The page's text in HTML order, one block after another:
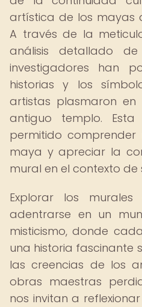
artística de los mayas
A través de la
análisis detallado
investigadores han
historias y los
artistas plasmaron
antiguo templo.
permitido comprender
maya y apreciar la
mural en el contexto de
Explorar los
adentrarse en un
misticismo, donde
una historia fascinante
las creencias de los
obras maestras
nos invitan a